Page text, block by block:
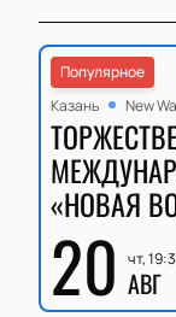
Популярное
Казань
New
«НОВАЯ
20 чт,
АВГ